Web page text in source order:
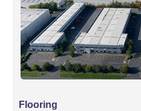
Flooring